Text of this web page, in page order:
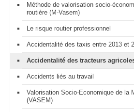
Méthode de valorisation socio-
routière (M-Vasem)
Le risque routier professionnel
Accidentalité des taxis entre 2013 et
Accidentalité des tracteurs
Accidents liés au travail
Valorisation Socio-Economique de la
(VASEM)